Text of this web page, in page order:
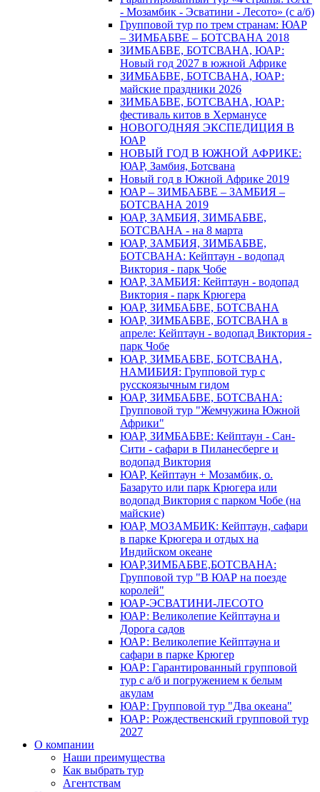
- Мозамбик - Эсватини - Лесото» (с а/б)
Групповой тур по трем странам: ЮАР
– ЗИМБАБВЕ – БОТСВАНА 2018
ЗИМБАБВЕ, БОТСВАНА, ЮАР:
Новый год 2027 в южной Африке
ЗИМБАБВЕ, БОТСВАНА, ЮАР:
майские праздники 2026
ЗИМБАБВЕ, БОТСВАНА, ЮАР:
фестиваль китов в Херманусе
НОВОГОДНЯЯ ЭКСПЕДИЦИЯ В
ЮАР
НОВЫЙ ГОД В ЮЖНОЙ АФРИКЕ:
ЮАР, Замбия, Ботсвана
Новый год в Южной Африке 2019
ЮАР – ЗИМБАБВЕ – ЗАМБИЯ –
БОТСВАНА 2019
ЮАР, ЗАМБИЯ, ЗИМБАБВЕ,
БОТСВАНА - на 8 марта
ЮАР, ЗАМБИЯ, ЗИМБАБВЕ,
БОТСВАНА: Кейптаун - водопад
Виктория - парк Чобе
ЮАР, ЗАМБИЯ: Кейптаун - водопад
Виктория - парк Крюгера
ЮАР, ЗИМБАБВЕ, БОТСВАНА
ЮАР, ЗИМБАБВЕ, БОТСВАНА в
апреле: Кейптаун - водопад Виктория -
парк Чобе
ЮАР, ЗИМБАБВЕ, БОТСВАНА,
НАМИБИЯ: Групповой тур с
русскоязычным гидом
ЮАР, ЗИМБАБВЕ, БОТСВАНА:
Групповой тур "Жемчужина Южной
Африки"
ЮАР, ЗИМБАБВЕ: Кейптаун - Сан-
Сити - сафари в Пиланесберге и
водопад Виктория
ЮАР, Кейптаун + Мозамбик, о.
Базаруто или парк Крюгера или
водопад Виктория с парком Чобе (на
майские)
ЮАР, МОЗАМБИК: Кейптаун, сафари
в парке Крюгера и отдых на
Индийском океане
ЮАР,ЗИМБАБВЕ,БОТСВАНА:
Групповой тур "В ЮАР на поезде
королей"
ЮАР-ЭСВАТИНИ-ЛЕСОТО
ЮАР: Великолепие Кейптауна и
Дорога садов
ЮАР: Великолепие Кейптауна и
сафари в парке Крюгер
ЮАР: Гарантированный групповой
тур с а/б и погружением к белым
акулам
ЮАР: Групповой тур "Два океана"
ЮАР: Рождественский групповой тур
2027
О компании
Наши преимущества
Как выбрать тур
Агентствам